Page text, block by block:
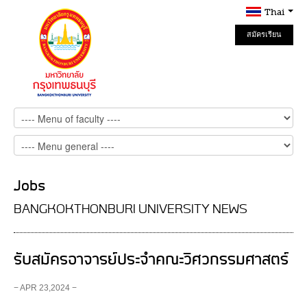
Thai
สมัครเรียน
Online
Jobs
BANGKOKTHONBURI UNIVERSITY NEWS
รับสมัครอาจารย์ประจำคณะวิศวกรรมศาสตร์
− APR 23,2024 −